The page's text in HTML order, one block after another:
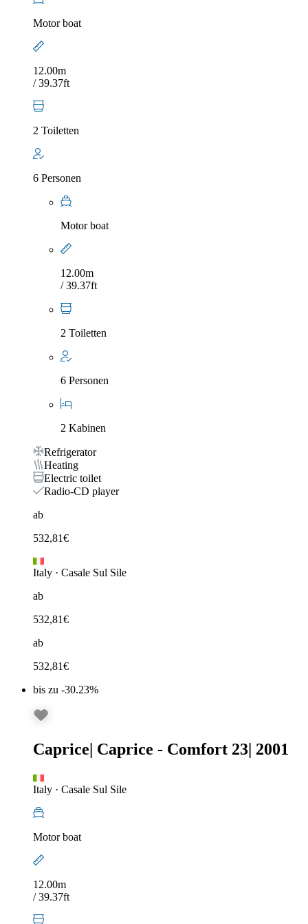
Motor boat
12.00m
/ 39.37ft
2 Toiletten
6 Personen
Motor boat
12.00m
/ 39.37ft
2 Toiletten
6 Personen
2 Kabinen
Refrigerator
Heating
Electric toilet
Radio-CD player
ab
532,81€
Italy · Casale Sul Sile
ab
532,81€
ab
532,81€
bis zu -30.23%
Caprice| Caprice - Comfort 23| 2001
Italy · Casale Sul Sile
Motor boat
12.00m
/ 39.37ft